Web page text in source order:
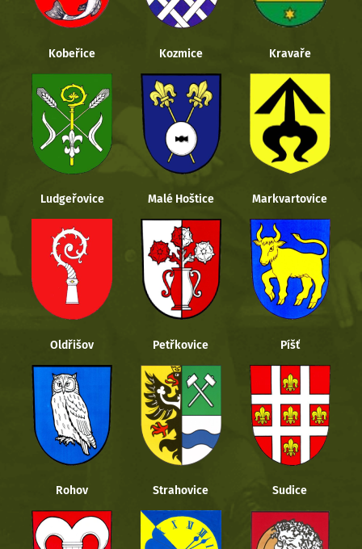
Kobeřice Kozmice Kravaře
Ludgeřovice Malé Hoštice Markvartovice
Oldřišov Petřkovice Píšť
Rohov Strahovice Sudice